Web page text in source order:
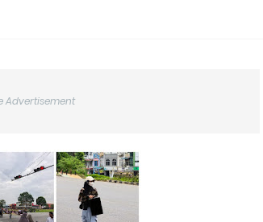
Advertisement